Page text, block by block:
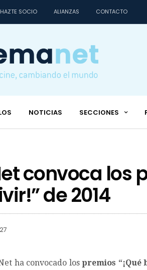
HAZTE SOCIO ALIANZAS CONTACTO
NOTICIAS SECCIONES
convoca los
de 2014
ha convocado lospremios “¡Qué